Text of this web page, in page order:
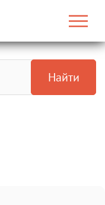
Найти